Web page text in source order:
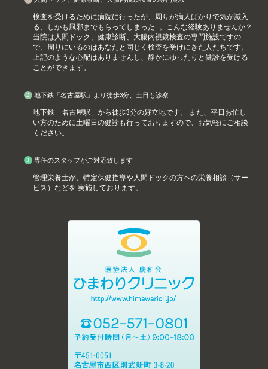
検査を受けるために病院に行ったが、周りが病人ばかりで気が滅入
る、しかも風邪までもらってしまった…。こんな経験ありませんか？
当院は人間ドック、健康診断、大腸内視鏡検査の専門施設ですの
で、周りにいるのはあなたと同じく検査を受けにきた人たちです。
上記のような心配はありませんし、静かにゆったりと健診を受ける
ことができます。
地下鉄「名古屋駅」より徒歩3分、土日も診察
地下鉄「名古屋駅」から徒歩3分の好立地です。 また、平日お忙し
い方のために土曜日の健診も行っておりますので、お気軽にご相談
ください。
専任のスタッフがご対応致します
管理栄養士が、特定保健指導や人間ドックの方への栄養相談（サー
ビス）などを 実施しております。